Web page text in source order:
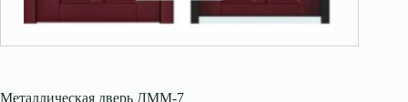
Металлическая дверь ДММ-7